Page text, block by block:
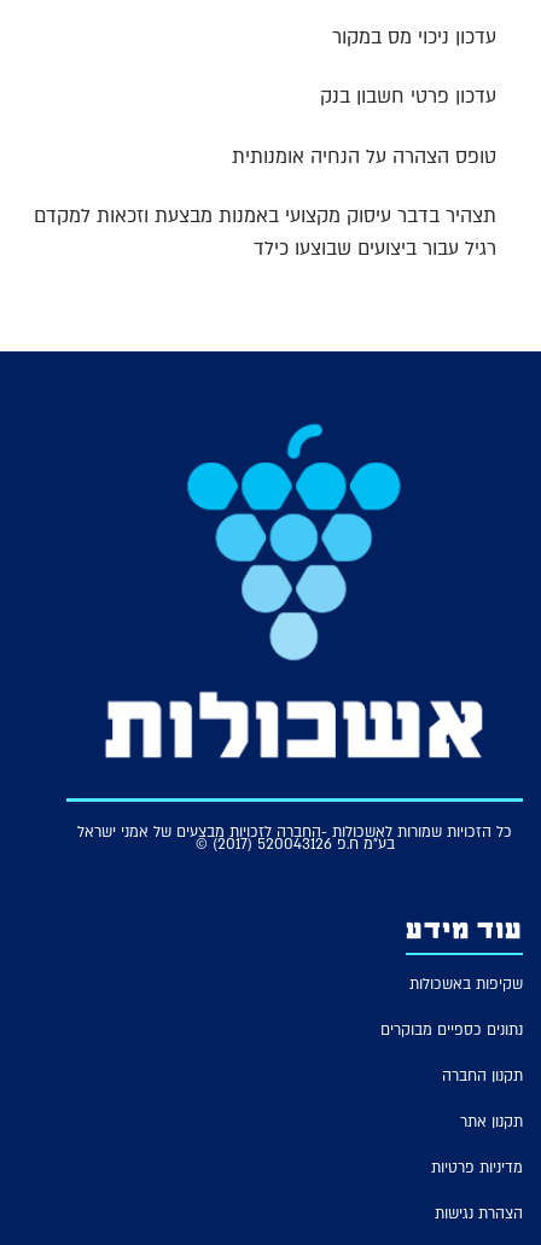
עדכון ניכוי מס במקור
עדכון פרטי חשבון בנק
טופס הצהרה על הנחיה אומנותית
תצהיר בדבר עיסוק מקצועי באמנות מבצעת וזכאות למקדם
רגיל עבור ביצועים שבוצעו כילד
כל הזכויות שמורות לאשכולות -החברה לזכויות מבצעים של אמני ישראל
בע"מ ח.פ 520043126 (2017) ©
עוד מידע
שקיפות באשכולות
נתונים כספיים מבוקרים
תקנון החברה
תקנון אתר
מדיניות פרטיות
הצהרת נגישות